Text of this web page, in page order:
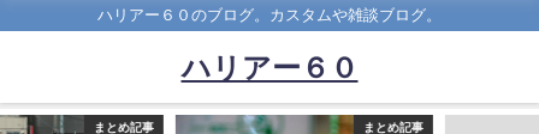
ハリアー６０のブログ。カスタムや雑談ブログ。
ハリアー６０
まとめ記事